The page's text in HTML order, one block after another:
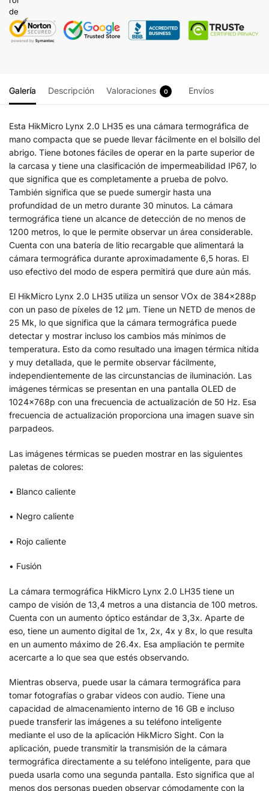
Galería Descripción Valoraciones 0 Envíos
Esta HikMicro Lynx 2.0 LH35 es una cámara termográfica de
mano compacta que se puede llevar fácilmente en el bolsillo del
abrigo. Tiene botones fáciles de operar en la parte superior de
la carcasa y tiene una clasificación de impermeabilidad IP67, lo
que significa que es completamente a prueba de polvo.
También significa que se puede sumergir hasta una
profundidad de un metro durante 30 minutos. La cámara
termográfica tiene un alcance de detección de no menos de
1200 metros, lo que le permite observar un área considerable.
Cuenta con una batería de litio recargable que alimentará la
cámara termográfica durante aproximadamente 6,5 horas. El
uso efectivo del modo de espera permitirá que dure aún más.
El HikMicro Lynx 2.0 LH35 utiliza un sensor VOx de 384x288p
con un paso de píxeles de 12 μm. Tiene un NETD de menos de
25 Mk, lo que significa que la cámara termográfica puede
detectar y mostrar incluso los cambios más mínimos de
temperatura. Esto da como resultado una imagen térmica nítida
y muy detallada, que le permite observar fácilmente,
independientemente de las circunstancias de iluminación. Las
imágenes térmicas se presentan en una pantalla OLED de
1024x768p con una frecuencia de actualización de 50 Hz. Esa
frecuencia de actualización proporciona una imagen suave sin
parpadeos.
Las imágenes térmicas se pueden mostrar en las siguientes
paletas de colores:
• Blanco caliente
• Negro caliente
• Rojo caliente
• Fusión
La cámara termográfica HikMicro Lynx 2.0 LH35 tiene un
campo de visión de 13,4 metros a una distancia de 100 metros.
Cuenta con un aumento óptico estándar de 3,3x. Aparte de
eso, tiene un aumento digital de 1x, 2x, 4x y 8x, lo que resulta
en un aumento máximo de 26.4x. Esa ampliación te permite
acercarte a lo que sea que estés observando.
Mientras observa, puede usar la cámara termográfica para
tomar fotografías o grabar videos con audio. Tiene una
capacidad de almacenamiento interno de 16 GB e incluso
puede transferir las imágenes a su teléfono inteligente
mediante el uso de la aplicación HikMicro Sight. Con la
aplicación, puede transmitir la transmisión de la cámara
termográfica directamente a su teléfono inteligente, para que
pueda usarla como una segunda pantalla. Esto significa que al
menos dos personas pueden observar cómodamente con la